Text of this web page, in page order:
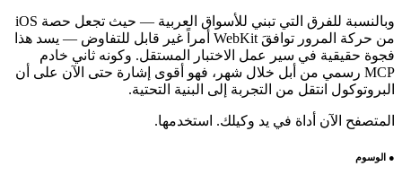
وبالنسبة للفرق التي تبني للأسواق العربية — حيث تجعل حصة iOS
من حركة المرور توافقَ WebKit أمراً غير قابل للتفاوض — يسد هذا
فجوة حقيقية في سير عمل الاختبار المستقل. وكونه ثاني خادم
MCP رسمي من أبل خلال شهر، فهو أقوى إشارة حتى الآن على أن
البروتوكول انتقل من التجربة إلى البنية التحتية.
المتصفح الآن أداة في يد وكيلك. استخدمها.
●الوسوم